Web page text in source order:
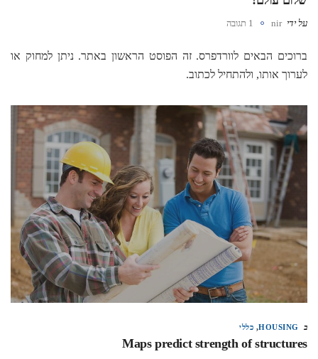
על ידי nir 1 תגובה
ברוכים הבאים לוורדפרס. זה הפוסט הראשון באתר. ניתן למחוק או
לערוך אותו, ולהתחיל לכתוב.
ב HOUSING
, כללי
Maps predict strength of structures